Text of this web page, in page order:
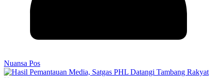
Nuansa Pos